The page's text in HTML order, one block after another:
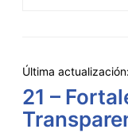
Última actualización:
21 –